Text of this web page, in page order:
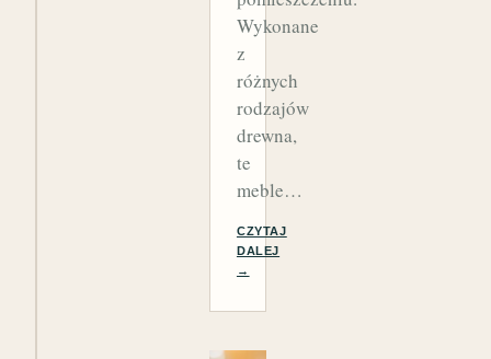
Wykonane
z
różnych
rodzajów
drewna,
te
meble…
CZYTAJ
DALEJ
→